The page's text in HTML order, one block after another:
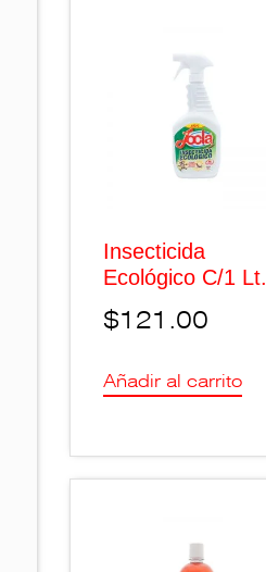
Insecticida
Ecológico C/1 Lt.
$121.00
Añadir al carrito